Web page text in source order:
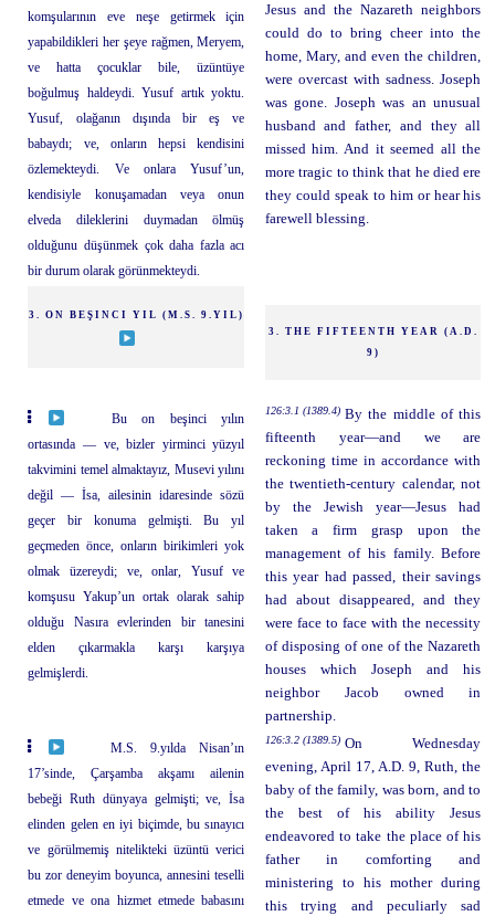
komşularının eve neşe getirmek için
yapabildikleri her şeye rağmen, Meryem,
ve hatta çocuklar bile, üzüntüye
boğulmuş haldeydi. Yusuf artık yoktu.
Yusuf, olağanın dışında bir eş ve
babaydı; ve, onların hepsi kendisini
özlemekteydi. Ve onlara Yusuf’un,
kendisiyle konuşamadan veya onun
elveda dileklerini duymadan ölmüş
olduğunu düşünmek çok daha fazla acı
bir durum olarak görünmekteydi.
Jesus and the Nazareth neighbors
could do to bring cheer into the
home, Mary, and even the children,
were overcast with sadness. Joseph
was gone. Joseph was an unusual
husband and father, and they all
missed him. And it seemed all the
more tragic to think that he died ere
they could speak to him or hear his
farewell blessing.
3. ON BEŞINCI YIL (M.S. 9.YIL)
3. THE FIFTEENTH YEAR (A.D.
9)
Bu on beşinci yılın
ortasında — ve, bizler yirminci yüzyıl
takvimini temel almaktayız, Musevi yılını
değil — İsa, ailesinin idaresinde sözü
geçer bir konuma gelmişti. Bu yıl
geçmeden önce, onların birikimleri yok
olmak üzereydi; ve, onlar, Yusuf ve
komşusu Yakup’un ortak olarak sahip
olduğu Nasıra evlerinden bir tanesini
elden çıkarmakla karşı karşıya
gelmişlerdi.
126:3.1 (1389.4) By the middle of this
fifteenth year—and we are
reckoning time in accordance with
the twentieth-century calendar, not
by the Jewish year—Jesus had
taken a firm grasp upon the
management of his family. Before
this year had passed, their savings
had about disappeared, and they
were face to face with the necessity
of disposing of one of the Nazareth
houses which Joseph and his
neighbor Jacob owned in
partnership.
M.S. 9.yılda Nisan’ın
17’sinde, Çarşamba akşamı ailenin
bebeği Ruth dünyaya gelmişti; ve, İsa
elinden gelen en iyi biçimde, bu sınayıcı
ve görülmemiş nitelikteki üzüntü verici
bu zor deneyim boyunca, annesini teselli
etmede ve ona hizmet etmede babasını
126:3.2 (1389.5) On Wednesday
evening, April 17, A.D. 9, Ruth, the
baby of the family, was born, and to
the best of his ability Jesus
endeavored to take the place of his
father in comforting and
ministering to his mother during
this trying and peculiarly sad